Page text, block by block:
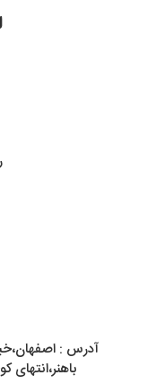
آدرس :
باهنر،انتهای کوچه26(ایمان)، صنایع